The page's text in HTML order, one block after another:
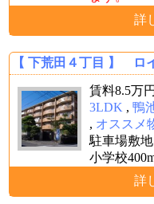
詳
【 下荒田４丁目 】 ロ
賃料8.5万円
3LDK ,鴨
, オススメ
駐車場敷
小学校
詳